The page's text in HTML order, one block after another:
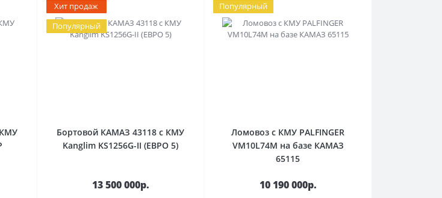
Хит продаж
Популярный
Бортовой КАМАЗ 43118 с КМУ
Kanglim KS1256G-II (ЕВРО 5)
13 500 000р.
Популярный
Ломовоз с КМУ PALFINGER
VM10L74M на базе КАМАЗ
65115
10 190 000р.